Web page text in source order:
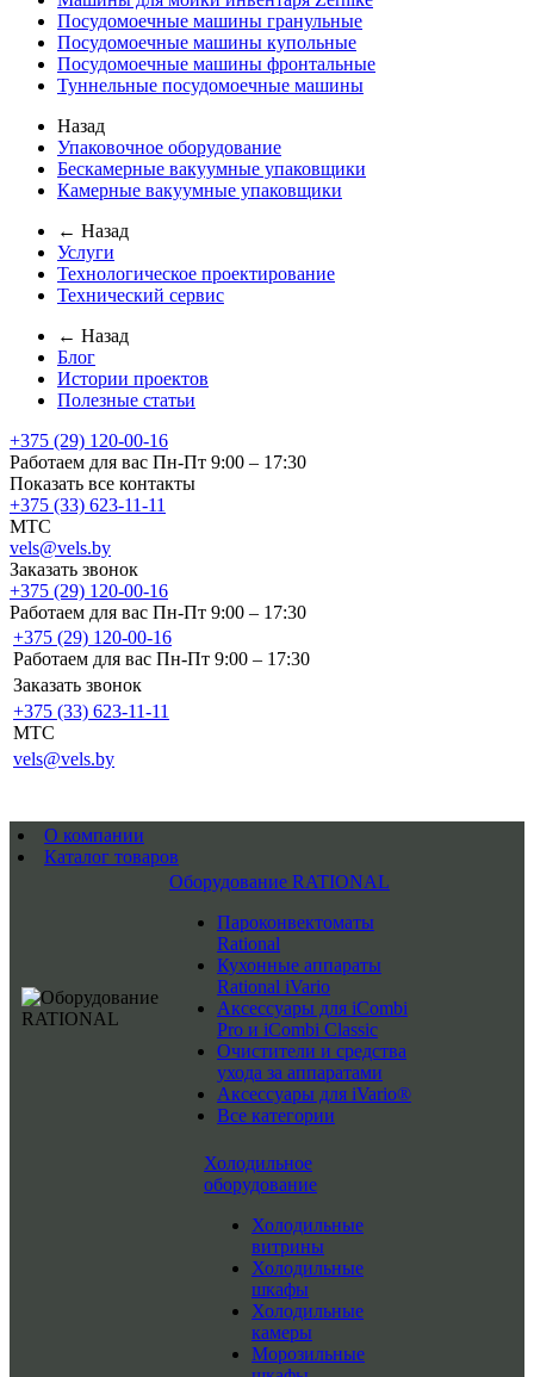
Посудомоечные машины гранульные
Посудомоечные машины купольные
Посудомоечные машины фронтальные
Туннельные посудомоечные машины
Назад
Упаковочное оборудование
Бескамерные вакуумные упаковщики
Камерные вакуумные упаковщики
← Назад
Услуги
Технологическое проектирование
Технический сервис
← Назад
Блог
Истории проектов
Полезные статьи
+375 (29) 120-00-16
Работаем для вас Пн-Пт 9:00 – 17:30
Показать все контакты
+375 (33) 623-11-11
MTC
vels@vels.by
Заказать звонок
+375 (29) 120-00-16
Работаем для вас Пн-Пт 9:00 – 17:30
+375 (29) 120-00-16
Работаем для вас Пн-Пт 9:00 – 17:30
Заказать звонок
+375 (33) 623-11-11
MTC
vels@vels.by
О компании
Каталог товаров
Оборудование RATIONAL
Пароконвектоматы
Rational
Кухонные аппараты
Rational iVario
Аксессуары для iCombi
Pro и iCombi Classic
Очистители и средства
ухода за аппаратами
Аксессуары для iVario®
Все категории
Холодильное
оборудование
Холодильные
витрины
Холодильные
шкафы
Холодильные
камеры
Морозильные